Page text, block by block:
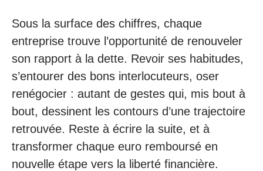
Sous la surface des chiffres, chaque
entreprise trouve l’opportunité de renouveler
son rapport à la dette. Revoir ses habitudes,
s’entourer des bons interlocuteurs, oser
renégocier : autant de gestes qui, mis bout à
bout, dessinent les contours d’une trajectoire
retrouvée. Reste à écrire la suite, et à
transformer chaque euro remboursé en
nouvelle étape vers la liberté financière.